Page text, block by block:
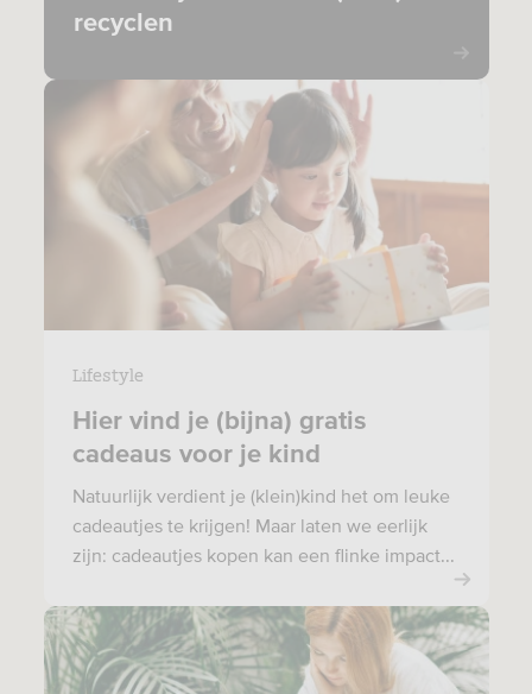
recyclen
Hier vind je (bijna) gratis
cadeaus voor je kind
Lifestyle
Natuurlijk verdient je (klein)kind het om leuke
cadeautjes te krijgen! Maar laten we eerlijk
zijn: cadeautjes kopen kan een flinke impact...